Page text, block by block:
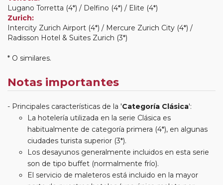
Lugano Torretta (4*) / Delfino (4*) / Elite (4*)
Zurich:
Intercity Zurich Airport (4*) / Mercure Zurich City (4*) /
Radisson Hotel & Suites Zurich (3*)
* O similares.
Notas importantes
Principales características de la 'Categoría Clásica':
La hotelería utilizada en la serie Clásica es
habitualmente de categoría primera (4*), en algunas
ciudades turista superior (3*).
Los desayunos generalmente incluidos en esta serie
son de tipo buffet (normalmente frío).
El servicio de maleteros está incluido en la mayor